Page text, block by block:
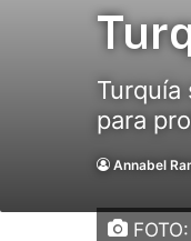
Turquía
para
Annabel